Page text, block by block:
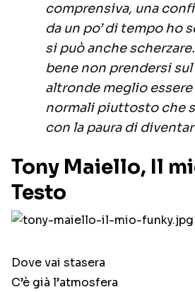
comprensiva, una
da un po’ di tempo ho
si può anche
bene non prendersi sul
altronde meglio
normali piuttosto che
con la paura di
Tony Maiello, Il
Testo
Dove vai stasera
C’è già l’atmosfera